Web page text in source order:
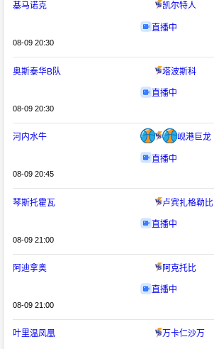
基马诺克 凯尔特人
直播中
08-09 20:30
奥斯泰华B队 塔波斯科
直播中
08-09 20:30
河内水牛 岘港巨龙
直播中
08-09 20:45
琴斯托霍瓦 卢宾扎格勒比
直播中
08-09 21:00
阿迪拿奥 阿克托比
直播中
08-09 21:00
叶里温凤凰 万卡仁沙万